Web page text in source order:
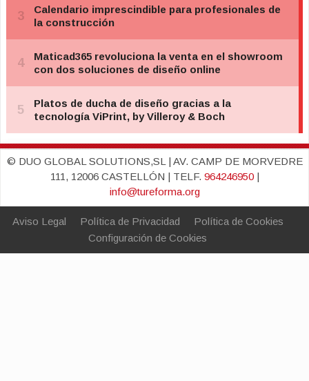
© DUO GLOBAL SOLUTIONS,SL | AV. CAMP DE MORVEDRE
111, 12006 CASTELLÓN | TELF. 964246950|
info@tureforma.org
Aviso Legal Política de Privacidad
Política de Cookies
Configuración de Cookies